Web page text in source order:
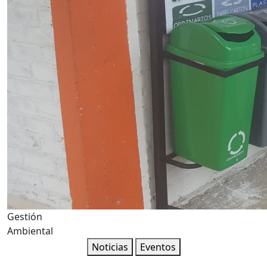
Gestión
Ambiental
Noticias
Eventos